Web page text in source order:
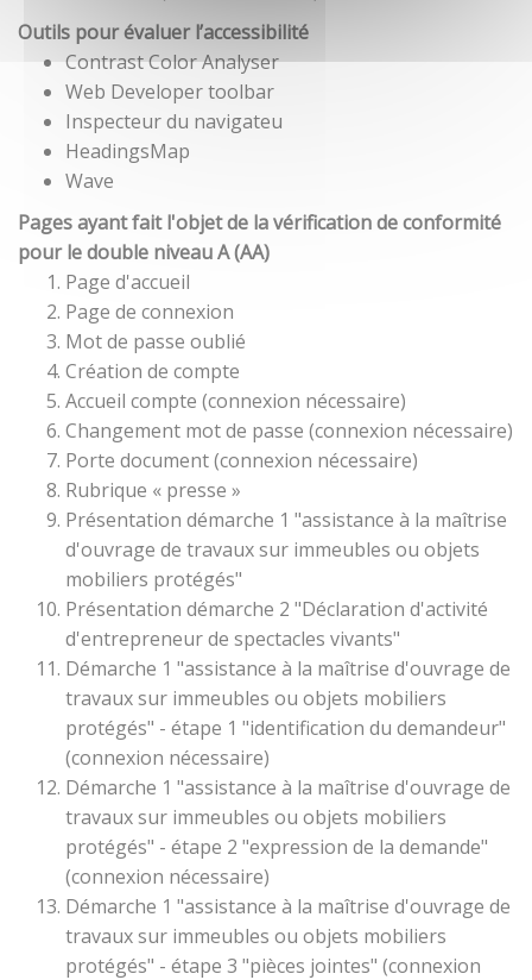
Outils pour évaluer l’accessibilité
Contrast Color Analyser
Web Developer toolbar
Inspecteur du navigateu
HeadingsMap
Wave
Pages ayant fait l'objet de la vérification de conformité
pour le double niveau A (AA)
Page d'accueil
Page de connexion
Mot de passe oublié
Création de compte
Accueil compte (connexion nécessaire)
Changement mot de passe (connexion nécessaire)
Porte document (connexion nécessaire)
Rubrique « presse »
Présentation démarche 1 "assistance à la maîtrise
d'ouvrage de travaux sur immeubles ou objets
mobiliers protégés"
Présentation démarche 2 "Déclaration d'activité
d'entrepreneur de spectacles vivants"
Démarche 1 "assistance à la maîtrise d'ouvrage de
travaux sur immeubles ou objets mobiliers
protégés" - étape 1 "identification du demandeur"
(connexion nécessaire)
Démarche 1 "assistance à la maîtrise d'ouvrage de
travaux sur immeubles ou objets mobiliers
protégés" - étape 2 "expression de la demande"
(connexion nécessaire)
Démarche 1 "assistance à la maîtrise d'ouvrage de
travaux sur immeubles ou objets mobiliers
protégés" - étape 3 "pièces jointes" (connexion